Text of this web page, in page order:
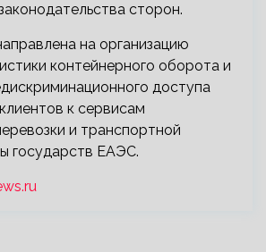
сторон.
на организацию
контейнерного оборота и
доступа
к сервисам
и транспортной
государств ЕАЭС.